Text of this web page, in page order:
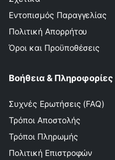
Εντοπισμός Παραγγελίας
Πολιτική Απορρήτου
Όροι και Προϋποθέσεις
Βοήθεια & Πληροφορίες
Συχνές Ερωτήσεις (FAQ)
Τρόποι Αποστολής
Τρόποι Πληρωμής
Πολιτική Επιστροφών